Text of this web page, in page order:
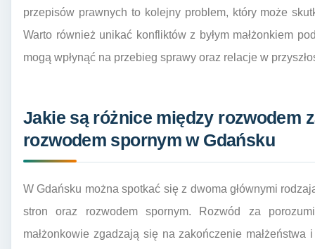
przepisów prawnych to kolejny problem, który może
Warto również unikać konfliktów z byłym małżonkiem
mogą wpłynąć na przebieg sprawy oraz relacje w
Jakie są różnice między rozwodem
rozwodem spornym w Gdańsku
W Gdańsku można spotkać się z dwoma głównymi
stron oraz rozwodem spornym. Rozwód za
małżonkowie zgadzają się na zakończenie